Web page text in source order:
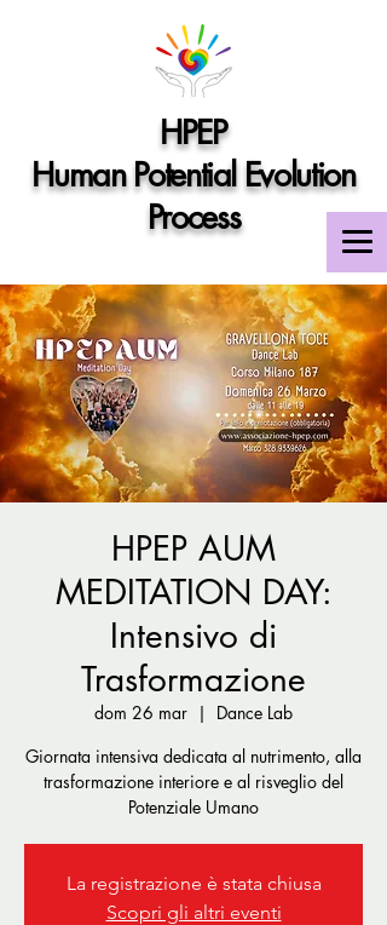
HPEP
Human Potential Evolution
Process
HPEP AUM
MEDITATION DAY:
Intensivo di
Trasformazione
dom 26 mar
  |
Dance Lab
Giornata intensiva dedicata al nutrimento, alla
trasformazione interiore e al risveglio del
Potenziale Umano
La registrazione è stata chiusa
Scopri gli altri eventi